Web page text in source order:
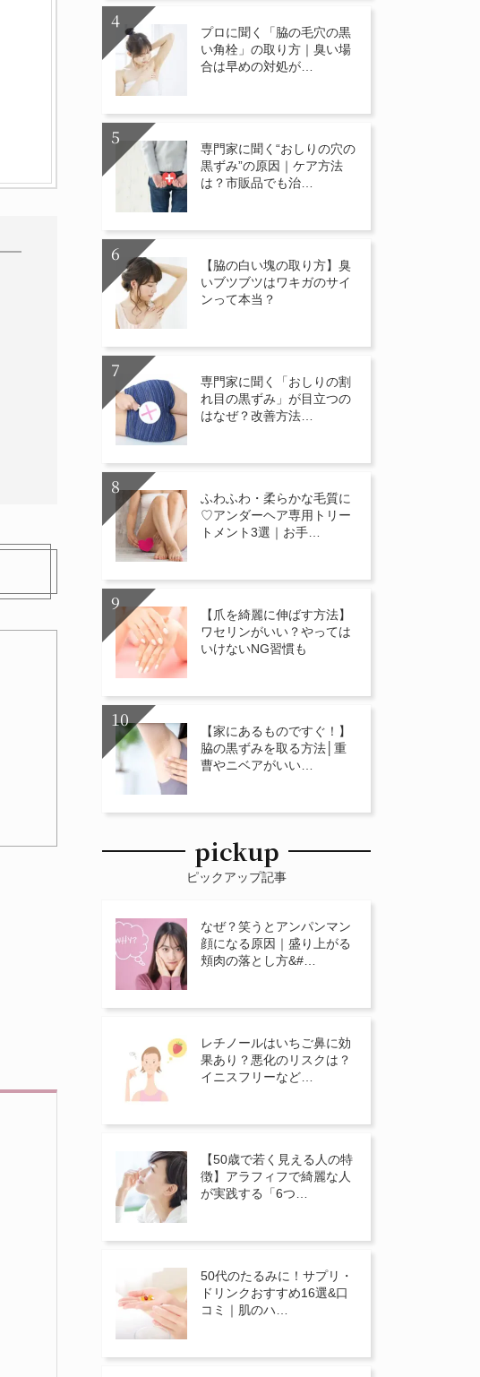
プロに聞く「脇の毛穴の黒
い角栓」の取り方｜臭い場
合は早めの対処が…
専門家に聞く“おしりの穴の
黒ずみ”の原因｜ケア方法
は？市販品でも治…
【脇の白い塊の取り方】臭
いブツブツはワキガのサイ
ンって本当？
専門家に聞く「おしりの割
れ目の黒ずみ」が目立つの
はなぜ？改善方法…
ふわふわ・柔らかな毛質に
♡アンダーヘア専用トリー
トメント3選｜お手…
【爪を綺麗に伸ばす方法】
ワセリンがいい？やっては
いけないNG習慣も
【家にあるものですぐ！】
脇の黒ずみを取る方法│重
曹やニベアがいい…
pickup
ピックアップ記事
なぜ？笑うとアンパンマン
顔になる原因｜盛り上がる
頬肉の落とし方&#…
レチノールはいちご鼻に効
果あり？悪化のリスクは？
イニスフリーなど…
【50歳で若く見える人の特
徴】アラフィフで綺麗な人
が実践する「6つ…
50代のたるみに！サプリ・
ドリンクおすすめ16選&口
コミ｜肌のハ…